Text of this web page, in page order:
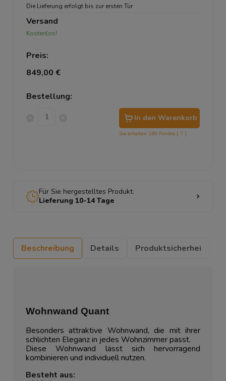
Die Lieferung erfolgt bis zur ersten Tür
Versand
Kostenlos!
Preis:
849,00 €
Bestellung:
In den Warenkorb
Sie erhalten 169 Punkte [ ? ]
Für Sie hergestelltes Produkt.
Lieferung 10-14 Tage
Beschreibung Details Produktsicherhei
Wohnwand Quant
Besonders attraktive Wohnwand, die mit ihrer
schlichten Eleganz in jedes Wohnzimmer passt.
Diese Wohnwand lässt sich hervorragend
kombinieren und individuell nutzen.
Besteht aus: